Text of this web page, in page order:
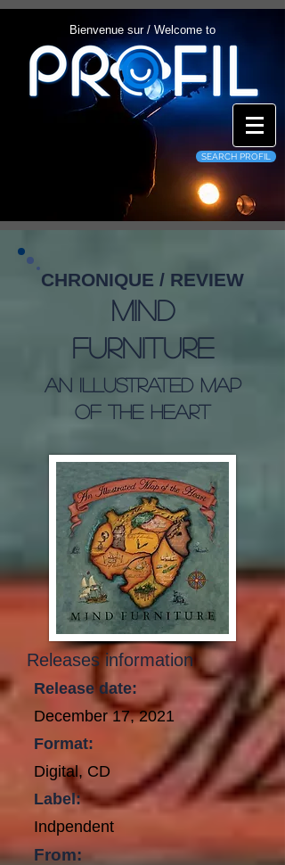
Bienvenue sur / Welcome to
SEARCH PROFIL
CHRONIQUE / REVIEW
Mind
Furniture
An Illustrated Map
of the Heart
Releases information
Release date:
December 17, 2021
Format:
Digital, CD
Label:
Indpendent
From: